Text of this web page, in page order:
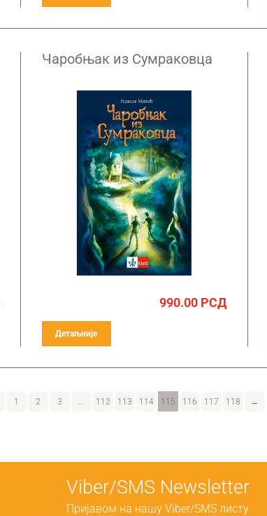
Чаробњак из Сумраковца
990.00РСД
Детаљније
1 2 3 … 112 113 114 115 116 117 118 →
Viber/SMS Newsletter
Пријавом на нашу Viber/SMS листу